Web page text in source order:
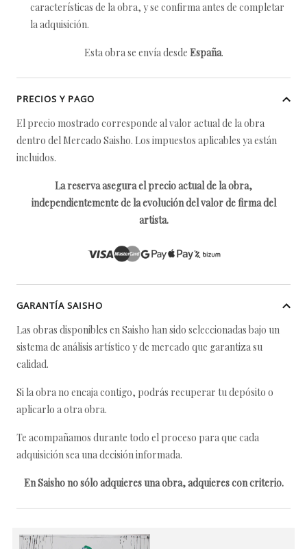
características de la obra, y se confirma antes de completar
la adquisición.
Esta obra se envía desde España.
PRECIOS Y PAGO
El precio mostrado corresponde al valor actual de la obra
dentro del Mercado Saisho. Los impuestos aplicables ya están
incluidos.
La reserva asegura el precio actual de la obra,
independientemente de la evolución del valor de firma del
artista.
GARANTÍA SAISHO
Las obras disponibles en Saisho han sido seleccionadas bajo un
sistema de análisis artístico y de mercado que garantiza su
calidad.
Si la obra no encaja contigo, podrás recuperar tu depósito o
aplicarlo a otra obra.
Te acompañamos durante todo el proceso para que cada
adquisición sea una decisión informada.
En Saisho no sólo adquieres una obra, adquieres con criterio.